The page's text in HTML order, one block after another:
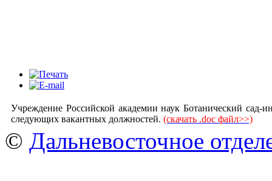
Учреждение Российской академии наук Ботанический
следующих вакантных должностей. (скачать .doc файл>>)
© Дальневосточное